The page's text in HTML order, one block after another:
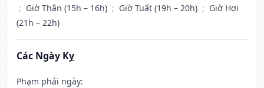
; Giờ Thân (15h – 16h) ; Giờ Tuất (19h – 20h) ; Giờ Hợi
(21h – 22h)
Các Ngày Kỵ
Phạm phải ngày: